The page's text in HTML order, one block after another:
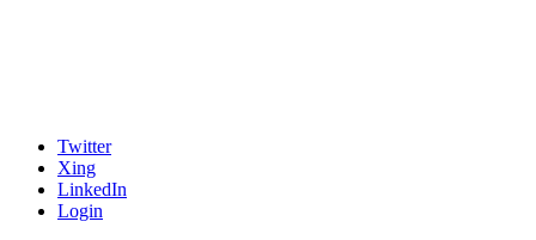
Twitter
Xing
LinkedIn
Login